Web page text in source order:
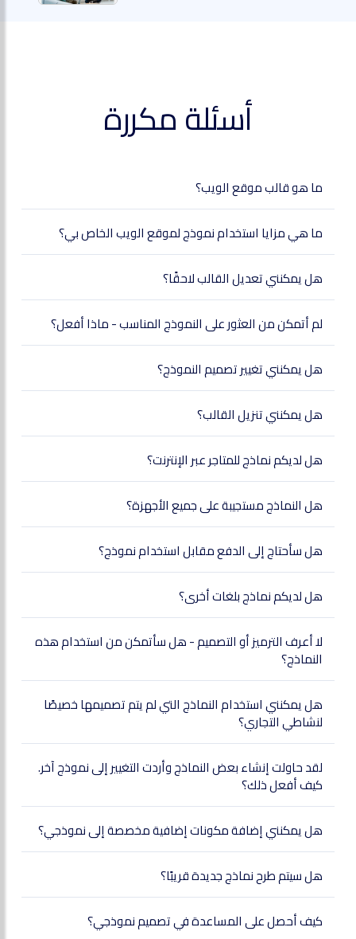
أسئلة مكررة
ما هو قالب موقع الويب؟
ما هي مزايا استخدام نموذج لموقع الويب الخاص بي؟
هل يمكنني تعديل القالب لاحقًا؟
لم أتمكن من العثور على النموذج المناسب - ماذا أفعل؟
هل يمكنني تغيير تصميم النموذج؟
هل يمكنني تنزيل القالب؟
هل لديكم نماذج للمتاجر عبر الإنترنت؟
هل النماذج مستجيبة على جميع الأجهزة؟
هل سأحتاج إلى الدفع مقابل استخدام نموذج؟
هل لديكم نماذج بلغات أخرى؟
لا أعرف الترميز أو التصميم - هل سأتمكن من استخدام هذه
النماذج؟
هل يمكنني استخدام النماذج التي لم يتم تصميمها خصيصًا
لنشاطي التجاري؟
لقد حاولت إنشاء بعض النماذج وأردت التغيير إلى نموذج آخر.
كيف أفعل ذلك؟
هل يمكنني إضافة مكونات إضافية مخصصة إلى نموذجي؟
هل سيتم طرح نماذج جديدة قريبًا؟
كيف أحصل على المساعدة في تصميم نموذجي؟